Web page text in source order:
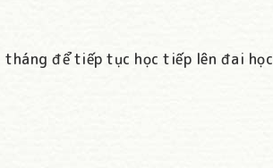
tháng để tiếp tục học tiếp lên đai học